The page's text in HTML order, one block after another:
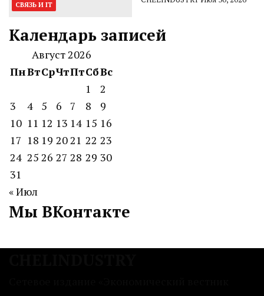
СВЯЗЬ И IT
Календарь записей
Август 2026
ПнВтСрЧтПтСбВс
1
2
3
4 5 6 7 8
9
10 11 12 13 14 15 16
17 18 19 2021 22 23
24 25 26 27 28 29 30
31
« Июл
Мы ВКонтакте